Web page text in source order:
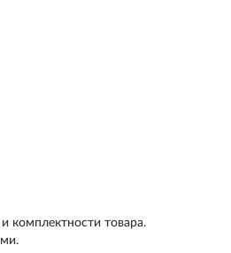
комплектности товара.